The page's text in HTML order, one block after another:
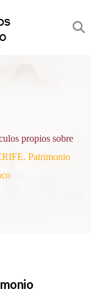
propios sobre
Patrimonio